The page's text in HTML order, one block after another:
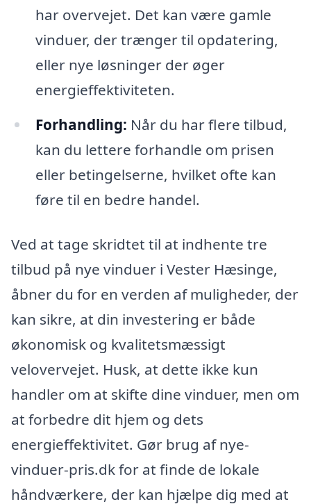
har overvejet. Det kan være gamle
vinduer, der trænger til opdatering,
eller nye løsninger der øger
energieffektiviteten.
Forhandling: Når du har flere tilbud,
kan du lettere forhandle om prisen
eller betingelserne, hvilket ofte kan
føre til en bedre handel.
Ved at tage skridtet til at indhente tre
tilbud på nye vinduer i Vester Hæsinge,
åbner du for en verden af muligheder, der
kan sikre, at din investering er både
økonomisk og kvalitetsmæssigt
velovervejet. Husk, at dette ikke kun
handler om at skifte dine vinduer, men om
at forbedre dit hjem og dets
energieffektivitet. Gør brug af nye-
vinduer-pris.dk for at finde de lokale
håndværkere, der kan hjælpe dig med at